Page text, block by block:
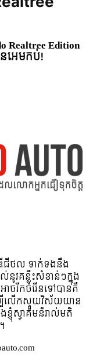
Realtree Edition
នអេមកប់!
ឌីជីថល ទាក់ទងនឹង
វគន្លឹះសំខាន់ៗក្នុង
ាចរីកចំរើនទៅបានគឺ
បីលើកស្ទួយវិស័យយាន
ខ្ញុំស្វាគមន៌រាល់មតិ